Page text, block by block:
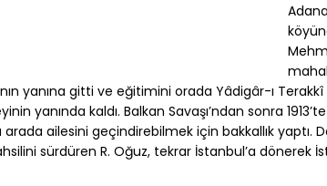
yanına gitti ve eğitimini orada Yâdigâr-ı
yanında kaldı. Balkan Savaşı’ndan sonra
ailesini geçindirebilmek için bakkallık yaptı.
sürdüren R. Oğuz, tekrar İstanbul’a dönerek